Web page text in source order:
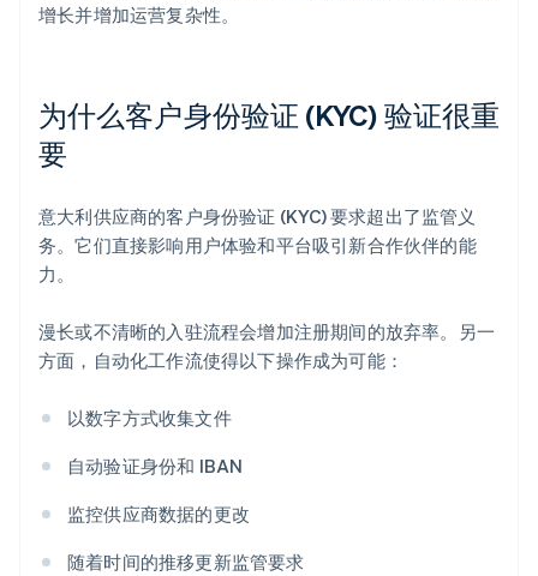
增长并增加运营复杂性。
为什么客户身份验证 (KYC) 验证很重
要
意大利供应商的客户身份验证 (KYC) 要求超出了监管义
务。它们直接影响用户体验和平台吸引新合作伙伴的能
力。
漫长或不清晰的入驻流程会增加注册期间的放弃率。另一
方面，自动化工作流使得以下操作成为可能：
以数字方式收集文件
自动验证身份和 IBAN
监控供应商数据的更改
随着时间的推移更新监管要求